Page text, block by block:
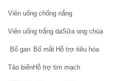
Viên uống chống nắng
Viên uống trắng daSữa ong chúa
Bổ gan Bổ mắt Hỗ trợ tiêu hóa
Tảo biểnHỗ trợ tim mạch